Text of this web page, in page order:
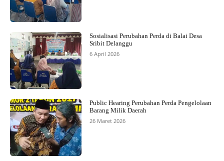
Sosialisasi Perubahan Perda di Balai Desa
Sribit Delanggu
6 April 2026
Public Hearing Perubahan Perda Pengelolaan
Barang Milik Daerah
26 Maret 2026